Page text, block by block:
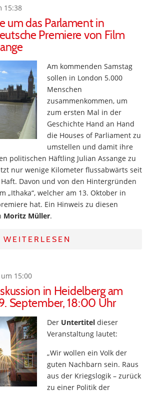
15:38
um das Parlament in
Premiere von Film
Am kommenden Samstag
sollen in London 5.000
Menschen
zusammenkommen, um
zum ersten Mal in der
Geschichte Hand an Hand
die Houses of Parliament zu
umstellen und damit ihre
politischen Häftling Julian Assange zu
nur wenige Kilometer flussabwärts seit
Davon und von den Hintergründen
„Ithaka“, welcher am 13. Oktober in
hat. Ein Hinweis zu diesen
Moritz Müller.
WEITERLESEN
15:00
in Heidelberg am
September, 18:00 Uhr
Der Untertitel dieser
Veranstaltung lautet:
„Wir wollen ein Volk der
guten Nachbarn sein. Raus
aus der Kriegslogik – zurück
zu einer Politik der